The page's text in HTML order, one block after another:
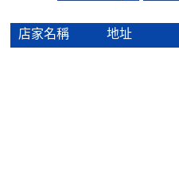
店家名稱 地址